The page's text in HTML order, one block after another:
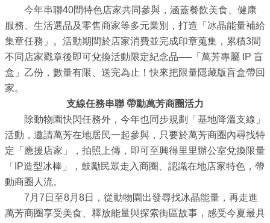
帶
介
紹
影
區
網
站
覽
今年串聯40間特色店家共同參與，涵蓋餐飲美食、健康
服務、生活選品及零售商家等多元業別，打造「冰晶能量補給
集章任務」。活動期間於店家消費並完成印章蒐集，累積3間
不同店家戳章後即可兌換活動限定紀念品──「萬芳專屬 IP 盲
盒」乙份，數量有限、送完為止！快來把限量隱藏版盲盒帶回
家。
支線任務串聯 帶動萬芳商圈活力
除動物園快閃任務外，今年也同步規劃「基地降溫支線」
活動，邀請萬芳在地居民一起參與，只要於萬芳商圈內尋找特
定「應援店家」，拍照上傳，即可至興得里里辦公室兌換限量
「IP造型冰棒」，鼓勵民眾走入商圈、認識在地店家特色，帶
動商圈人流。
7月7日至8月8日，從動物園出發尋找冰晶能量，再走進
萬芳商圈享受美食、釋放能量與探索街區故事，感受今夏最具